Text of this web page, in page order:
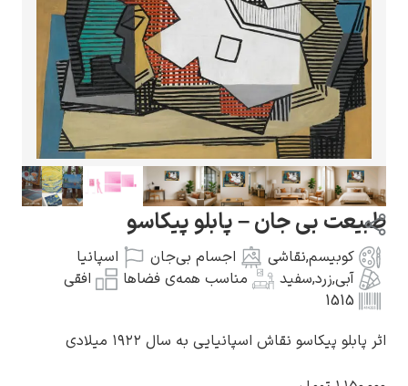
ونسان ون گوگ
گوستاو کلیمت
بی جان – پابلو پیکاسو
,نقاشی اجسام بی‌جان
اسپانیا
سفید مناسب همه‌ی فضاها
افقی
نقاش اسپانیایی به سال ۱۹۲۲ میلادی